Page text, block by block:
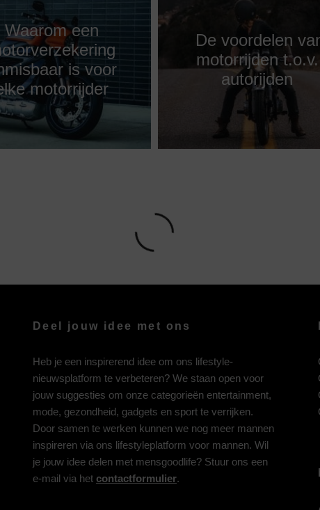
Waarom een
is voor
motorrijder
De voordelen
motorrijden t.o.v.
autorijden
Deel jouw idee met ons
Heb je een inspirerend idee om ons lifestyle-
nieuwsplatform te verbeteren? We staan open voor
jouw suggesties om onze categorieën entertainment,
mode, gezondheid, gadgets en sport te verrijken.
Door samen te werken kunnen we nog meer mannen
inspireren via ons lifestyleplatform voor mannen. Wil
je jouw idee delen met mensgoodlife? Stuur ons een
e-mail via het contactformulier.